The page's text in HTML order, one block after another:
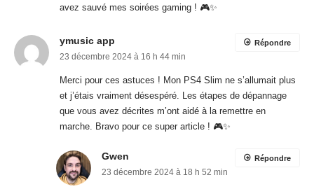
avez sauvé mes soirées gaming ! 🎮✨
ymusic app
23 décembre 2024 à 16 h 44 min
Merci pour ces astuces ! Mon PS4 Slim ne s’allumait plus
et j’étais vraiment désespéré. Les étapes de dépannage
que vous avez décrites m’ont aidé à la remettre en
marche. Bravo pour ce super article ! 🎮✨
Répondre
Gwen
23 décembre 2024 à 18 h 52 min
Répondre